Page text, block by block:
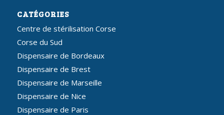
CATÉGORIES
Centre de stérilisation Corse
Corse du Sud
Dispensaire de Bordeaux
Dispensaire de Brest
Dispensaire de Marseille
Dispensaire de Nice
Dispensaire de Paris